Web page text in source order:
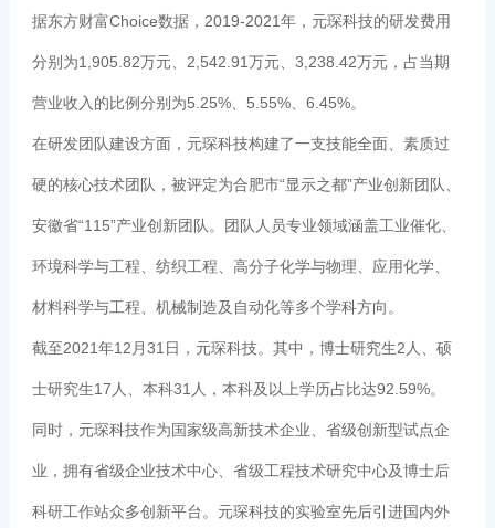
据东方财富Choice数据，2019-2021年，元琛科技的研发费用
分别为1,905.82万元、2,542.91万元、3,238.42万元，占当期
营业收入的比例分别为5.25%、5.55%、6.45%。
在研发团队建设方面，元琛科技构建了一支技能全面、素质过
硬的核心技术团队，被评定为合肥市“显示之都”产业创新团队、
安徽省“115”产业创新团队。团队人员专业领域涵盖工业催化、
环境科学与工程、纺织工程、高分子化学与物理、应用化学、
材料科学与工程、机械制造及自动化等多个学科方向。
截至2021年12月31日，元琛科技。其中，博士研究生2人、硕
士研究生17人、本科31人，本科及以上学历占比达92.59%。
同时，元琛科技作为国家级高新技术企业、省级创新型试点企
业，拥有省级企业技术中心、省级工程技术研究中心及博士后
科研工作站众多创新平台。元琛科技的实验室先后引进国内外